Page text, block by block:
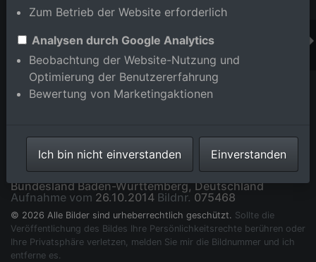
Am Sandfeld im Ortsteil Neureut in Karlsruhe im
Bundesland Baden-Württemberg, Deutschland
Aufnahme vom 26.10.2014 Bildnr. 075468
© 2026 Alle Bilder sind urheberrechtlich geschützt. Sollte die
Veröffentlichung des Bildes Ihre Persönlichkeitsrechte berühren oder
Ihre Privatsphäre verletzen, melden Sie mir die Bildnummer und ich
entferne es.
Zum Betrieb der Website erforderlich
Analysen durch Google Analytics
Beobachtung der Website-Nutzung und
Optimierung der Benutzererfahrung
Bewertung von Marketingaktionen
Ich bin nicht einverstanden Einverstanden